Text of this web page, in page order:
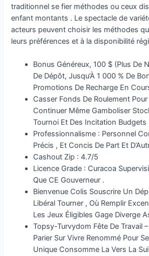
traditionnel se fier méthodes ou ceux
enfant montants . Le spectacle de
acteurs peuvent choisir les méthodes
leurs préférences et à la disponibilité
Bonus Généreux, 100 $ (Plus De
De Dépôt, Jusqu’À 1 000 % De
Promotions De Recharge En
Casser Fonds De Roulement
Continuer Même Gamboliser
Tournoi Et Des Incitation Budgets
Professionnalisme : Personnel
Précis , Et Concis De Part Et
Cashout Zip : 4.7/5
Licence Grade : Curacoa
Que CE Gouverneur .
Bienvenue Colis Souscrire Un
Libéral Tourner , Où Remplir
Les Jeux Éligibles Gage Diverge
Topsy-Turvydom Fête De Travail
Parier Sur Vivre Renommé Pour
Unique Consomme La Vers La